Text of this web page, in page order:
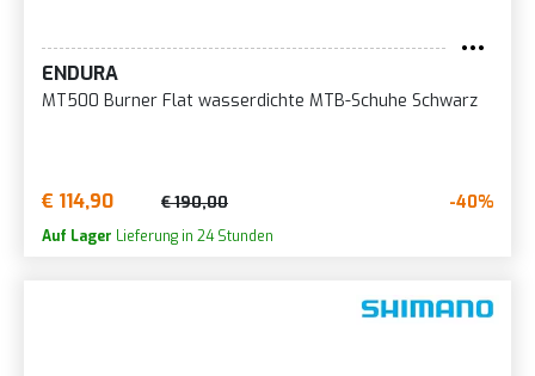
ENDURA
MT500 Burner Flat wasserdichte MTB-Schuhe Schwarz
€ 114,90 € 190,00 -40%
Auf Lager Lieferung in 24 Stunden